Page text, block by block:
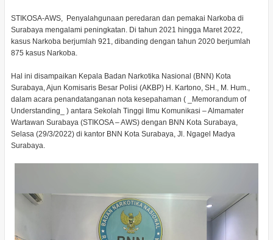
STIKOSA-AWS, Penyalahgunaan peredaran dan pemakai Narkoba di
Surabaya mengalami peningkatan. Di tahun 2021 hingga Maret 2022,
kasus Narkoba berjumlah 921, dibanding dengan tahun 2020 berjumlah
875 kasus Narkoba.
Hal ini disampaikan Kepala Badan Narkotika Nasional (BNN) Kota
Surabaya, Ajun Komisaris Besar Polisi (AKBP) H. Kartono, SH., M. Hum.,
dalam acara penandatanganan nota kesepahaman ( _Memorandum of
Understanding_ ) antara Sekolah Tinggi Ilmu Komunikasi – Almamater
Wartawan Surabaya (STIKOSA – AWS) dengan BNN Kota Surabaya,
Selasa (29/3/2022) di kantor BNN Kota Surabaya, Jl. Ngagel Madya
Surabaya.